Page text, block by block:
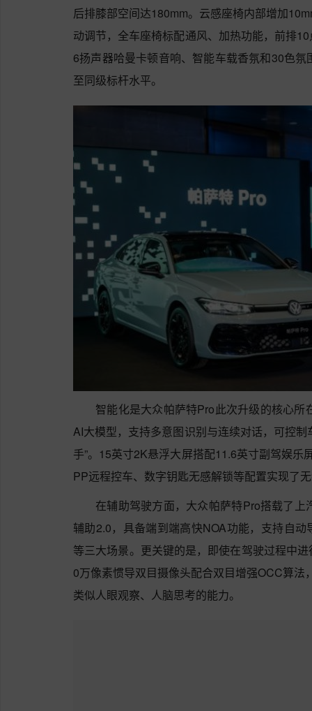
后排膝部空间达180mm。云感座椅内部增加
动调节，全车座椅标配通风、加热功能，前排
6扬声器哈曼卡顿音响、智能车载香氛和30色氛
至同级标杆水平。
智能化是大众帕萨特Pro此次升级的核心
AI大模型，支持多意图识别与连续对话，可控
手”。15英寸2K悬浮大屏搭配11.6英寸副驾娱
PP远程控车、数字钥匙无感解锁等配置实现了
在辅助驾驶方面，大众帕萨特Pro搭载了
辅助2.0，具备端到端高快NOA功能，支持自
等三大场景。更关键的是，即使在驾驶过程中
0万像素惯导双目摄像头配合双目增强OCC算
类似人眼观察、人脑思考的能力。